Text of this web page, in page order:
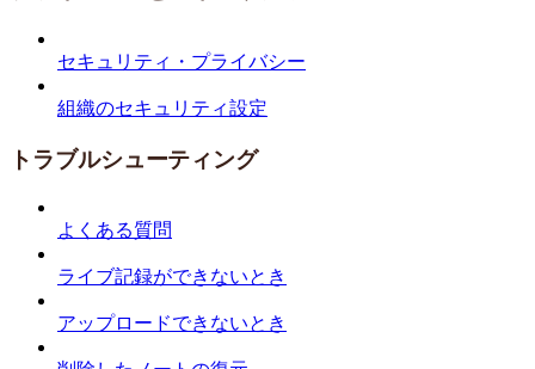
セキュリティ・プライバシー
組織のセキュリティ設定
トラブルシューティング
よくある質問
ライブ記録ができないとき
アップロードできないとき